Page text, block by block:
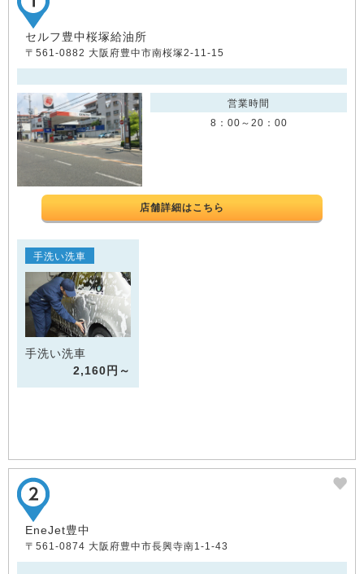
セルフ豊中桜塚給油所
〒561-0882 大阪府豊中市南桜塚2-11-15
営業時間
8：00～20：00
店舗詳細はこちら
手洗い洗車
手洗い洗車
2,160円～
EneJet豊中
〒561-0874 大阪府豊中市長興寺南1-1-43